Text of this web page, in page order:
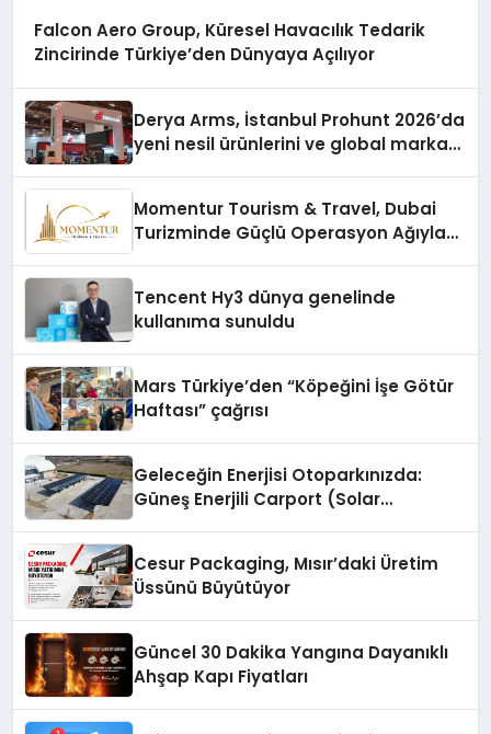
Falcon Aero Group, Küresel Havacılık Tedarik
Zincirinde Türkiye’den Dünyaya Açılıyor
Derya Arms, İstanbul Prohunt 2026’da
yeni nesil ürünlerini ve global marka
Momentur Tourism & Travel, Dubai
Turizminde Güçlü Operasyon Ağıyla
Tencent Hy3 dünya genelinde
kullanıma sunuldu
Mars Türkiye’den “Köpeğini İşe Götür
Haftası” çağrısı
Geleceğin Enerjisi Otoparkınızda:
Güneş Enerjili Carport (Solar
Cesur Packaging, Mısır’daki Üretim
Üssünü Büyütüyor
Güncel 30 Dakika Yangına Dayanıklı
Ahşap Kapı Fiyatları